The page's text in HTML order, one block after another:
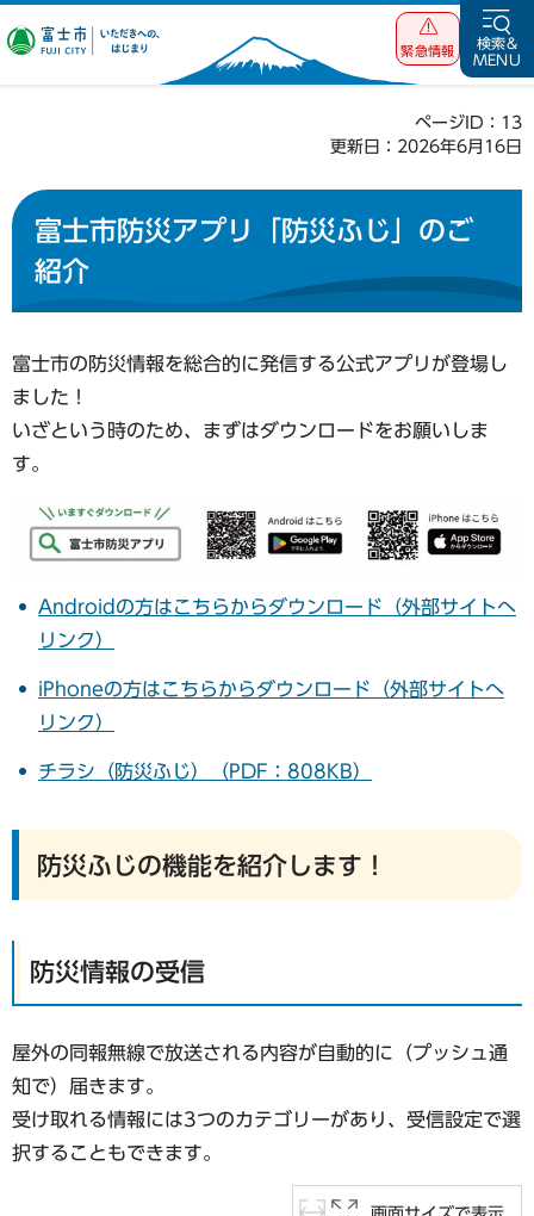
富士市 いただ
緊急情報
検索&
MENU
ページID：13
更新日：2026年6月16日
富士市防災アプリ「防災ふじ」のご
紹介
富士市の防災情報を総合的に発信する公式アプリが登場し
ました！
いざという時のため、まずはダウンロードをお願いしま
す。
Androidの方はこちらからダウンロード（外部サイトへ
リンク）
iPhoneの方はこちらからダウンロード（外部サイトへ
リンク）
チラシ（防災ふじ）（PDF：808KB）
防災ふじの機能を紹介します！
防災情報の受信
屋外の同報無線で放送される内容が自動的に（プッシュ通
知で）届きます。
受け取れる情報には3つのカテゴリーがあり、受信設定で選
択することもできます。